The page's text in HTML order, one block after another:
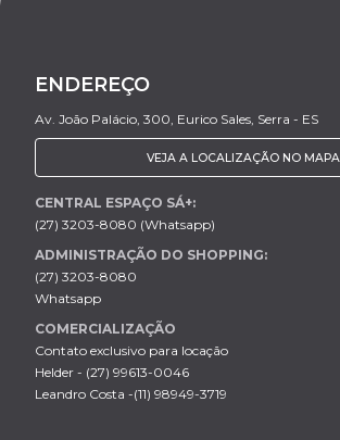
ENDEREÇO
Av. João Palácio, 300, Eurico Sales, Serra - ES
VEJA A LOCALIZAÇÃO NO MAPA
CENTRAL ESPAÇO SÁ+:
(27) 3203-8080 (Whatsapp)
ADMINISTRAÇÃO DO SHOPPING:
(27) 3203-8080
Whatsapp
COMERCIALIZAÇÃO
Contato exclusivo para locação
Helder - (27) 99613-0046
Leandro Costa -(11) 98949-3719